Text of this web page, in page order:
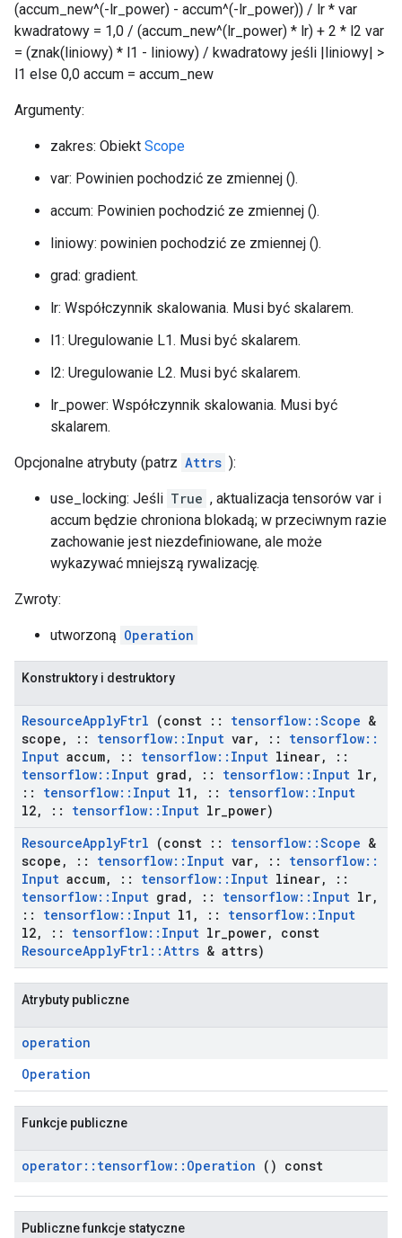
(accum_new^(-lr_power) - accum^(-lr_power)) / lr * var
kwadratowy = 1,0 / (accum_new^(lr_power) * lr) + 2 * l2 var
= (znak(liniowy) * l1 - liniowy) / kwadratowy jeśli |liniowy| >
l1 else 0,0 accum = accum_new
Argumenty:
zakres: Obiekt Scope
var: Powinien pochodzić ze zmiennej ().
accum: Powinien pochodzić ze zmiennej ().
liniowy: powinien pochodzić ze zmiennej ().
grad: gradient.
lr: Współczynnik skalowania. Musi być skalarem.
l1: Uregulowanie L1. Musi być skalarem.
l2: Uregulowanie L2. Musi być skalarem.
lr_power: Współczynnik skalowania. Musi być
skalarem.
Opcjonalne atrybuty (patrz Attrs ):
use_locking: Jeśli True , aktualizacja tensorów var i
accum będzie chroniona blokadą; w przeciwnym razie
zachowanie jest niezdefiniowane, ale może
wykazywać mniejszą rywalizację.
Zwroty:
utworzoną Operation
Konstruktory i destruktory
ResourceApplyFtrl (const :: tensorflow::Scope &
scope , :: tensorflow:: Input var, :: tensorflow::
Input accum, :: tensorflow:: Input linear,
::
tensorflow:: Input grad , :: tensorflow:: Input lr,
::
tensorflow:: Input l1 , :: tensorflow:: Input
l2, :: tensorflow:: Input lr power)
ResourceApplyFtrl (const :: tensorflow::Scope &
scope , :: tensorflow:: Input var, :: tensorflow::
Input accum, :: tensorflow:: Input linear,
::
tensorflow:: Input grad , :: tensorflow:: Input lr,
::
tensorflow:: Input l1 , :: tensorflow:: Input
l2, :: tensorflow:: Input lr power,
const
ResourceApplyFtrl ::Attrs & attrs)
Atrybuty publiczne
operation
Operation
Funkcje publiczne
operator:: tensorflow:: Operation () const
Publiczne funkcje statyczne